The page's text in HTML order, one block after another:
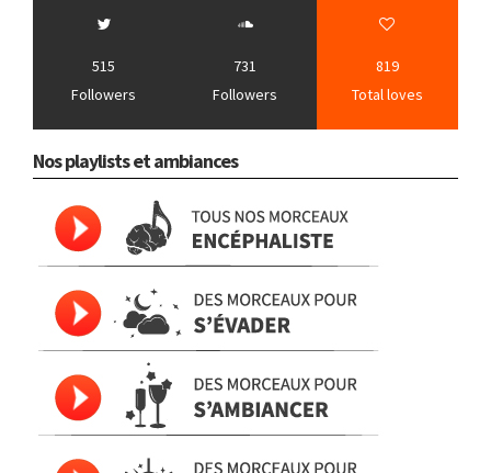
515
Followers
731
Followers
819
Total loves
Nos playlists et ambiances